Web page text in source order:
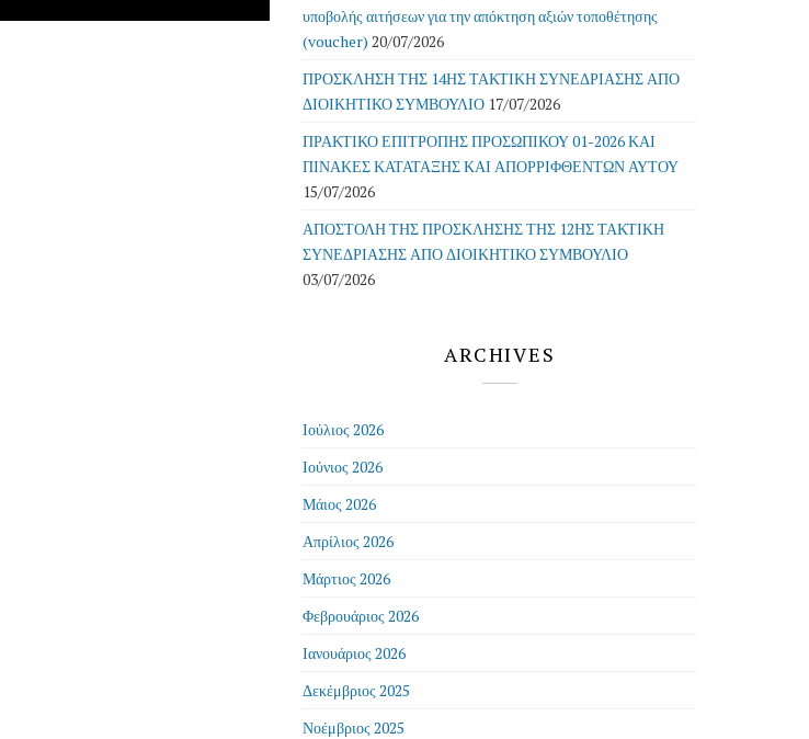
υποβολής αιτήσεων για την απόκτηση αξιών τοποθέτησης
(voucher) 20/07/2026
ΠΡΟΣΚΛΗΣΗ ΤΗΣ 14ΗΣ ΤΑΚΤΙΚΗ ΣΥΝΕΔΡΙΑΣΗΣ ΑΠΟ
ΔΙΟΙΚΗΤΙΚΟ ΣΥΜΒΟΥΛΙΟ 17/07/2026
ΠΡΑΚΤΙΚΟ ΕΠΙΤΡΟΠΗΣ ΠΡΟΣΩΠΙΚΟΥ 01-2026 ΚΑΙ
ΠΙΝΑΚΕΣ ΚΑΤΑΤΑΞΗΣ ΚΑΙ ΑΠΟΡΡΙΦΘΕΝΤΩΝ ΑΥΤΟΥ
15/07/2026
ΑΠΟΣΤΟΛΗ ΤΗΣ ΠΡΟΣΚΛΗΣΗΣ ΤΗΣ 12ΗΣ ΤΑΚΤΙΚΗ
ΣΥΝΕΔΡΙΑΣΗΣ ΑΠΟ ΔΙΟΙΚΗΤΙΚΟ ΣΥΜΒΟΥΛΙΟ
03/07/2026
ARCHIVES
Ιούλιος 2026
Ιούνιος 2026
Μάιος 2026
Απρίλιος 2026
Μάρτιος 2026
Φεβρουάριος 2026
Ιανουάριος 2026
Δεκέμβριος 2025
Νοέμβριος 2025